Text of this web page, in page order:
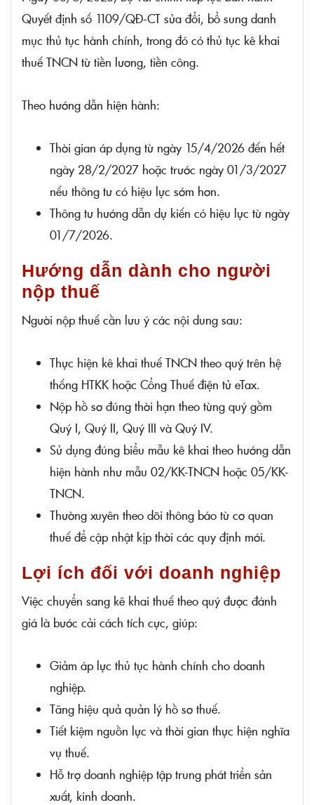
Quyết định số 1109/QĐ-CT sửa đổi, bổ sung danh
mục thủ tục hành chính, trong đó có thủ tục kê khai
thuế TNCN từ tiền lương, tiền công.
Theo hướng dẫn hiện hành:
Thời gian áp dụng từ ngày 15/4/2026 đến hết
ngày 28/2/2027 hoặc trước ngày 01/3/2027
nếu thông tư có hiệu lực sớm hơn.
Thông tư hướng dẫn dự kiến có hiệu lực từ ngày
01/7/2026.
Hướng dẫn dành cho người
nộp thuế
Người nộp thuế cần lưu ý các nội dung sau:
Thực hiện kê khai thuế TNCN theo quý trên hệ
thống HTKK hoặc Cổng Thuế điện tử eTax.
Nộp hồ sơ đúng thời hạn theo từng quý gồm
Quý I, Quý II, Quý III và Quý IV.
Sử dụng đúng biểu mẫu kê khai theo hướng dẫn
hiện hành như mẫu 02/KK-TNCN hoặc 05/KK-
TNCN.
Thường xuyên theo dõi thông báo từ cơ quan
thuế để cập nhật kịp thời các quy định mới.
Lợi ích đối với doanh nghiệp
Việc chuyển sang kê khai thuế theo quý được đánh
giá là bước cải cách tích cực, giúp:
Giảm áp lực thủ tục hành chính cho doanh
nghiệp.
Tăng hiệu quả quản lý hồ sơ thuế.
Tiết kiệm nguồn lực và thời gian thực hiện nghĩa
vụ thuế.
Hỗ trợ doanh nghiệp tập trung phát triển sản
xuất, kinh doanh.